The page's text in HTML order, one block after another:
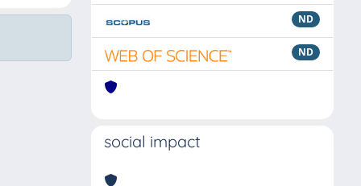
ND
ND
social impact